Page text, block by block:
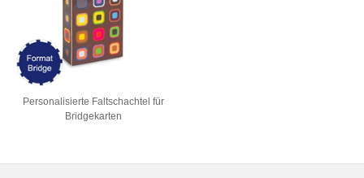
Personalisierte Faltschachtel für
Bridgekarten